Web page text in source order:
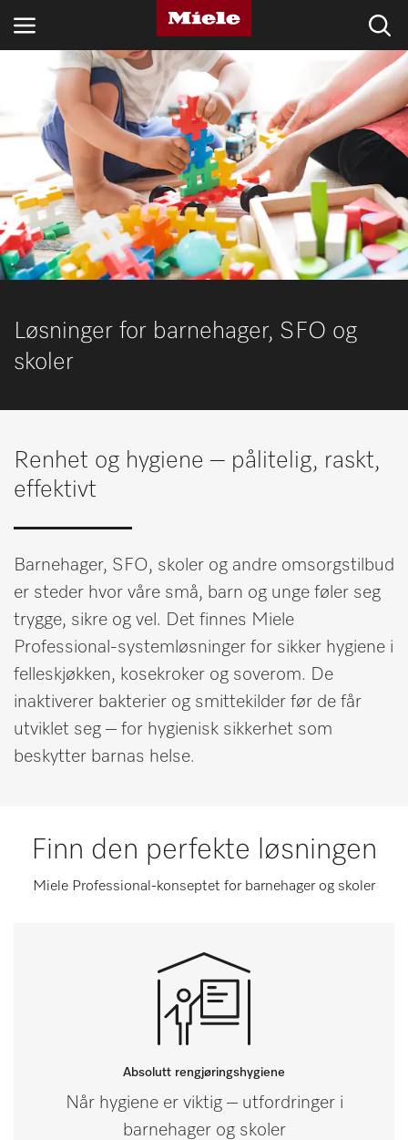
BRANSJER
KNOWLEDGE HUB
PRODUKTER
MIELES NETTBUTIKK
SERVICE & SUPPORT
Miele MOVE
Løsninger for barnehager, SFO og
skoler
Renhet og hygiene – pålitelig, raskt,
effektivt
Barnehager, SFO, skoler og andre omsorgstilbud
er steder hvor våre små, barn og unge føler seg
trygge, sikre og vel. Det finnes Miele
Professional-systemløsninger for sikker hygiene i
felleskjøkken, kosekroker og soverom. De
inaktiverer bakterier og smittekilder før de får
utviklet seg – for hygienisk sikkerhet som
beskytter barnas helse.
Finn den perfekte løsningen
Miele Professional-konseptet for barnehager og skoler
Absolutt rengjøringshygiene
Når hygiene er viktig – utfordringer i
barnehager og skoler